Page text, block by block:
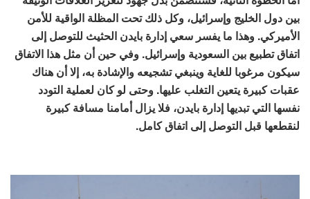
بين دول الخليج وإسرائيل، وكل ذلك تحت المظلة الواقية للأمن
الأميركي. وهذا ما يفسر سعي إدارة بايدن الحثيث للتوصل إلى
اتفاق تطبيع بين السعودية وإسرائيل. وفي حين أن مثل هذا الاتفاق
سيكون مرغوبا للغاية وينبغي تشجيعه والإشادة به، إلا أن هناك
عقبات كبيرة يتعين التغلب عليها. وحتى لو كان لعملية التودد
نفسها التي تبديها إدارة بايدن، فلا يزال أمامنا مسافة كبيرة
لنقطعها قبل التوصل إلى اتفاق كامل.